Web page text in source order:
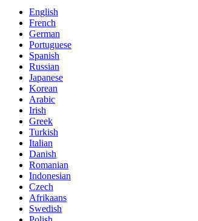
English
French
German
Portuguese
Spanish
Russian
Japanese
Korean
Arabic
Irish
Greek
Turkish
Italian
Danish
Romanian
Indonesian
Czech
Afrikaans
Swedish